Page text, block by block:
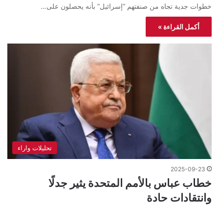
خطوات جدية تجاه من صنفتهم “إسرائيل” بأنه يحصلون على…
أكمل القراءة »
تحليلات واراء
2025-09-23
خطاب عباس بالأمم المتحدة يثير جدلًا
وانتقادات حادة